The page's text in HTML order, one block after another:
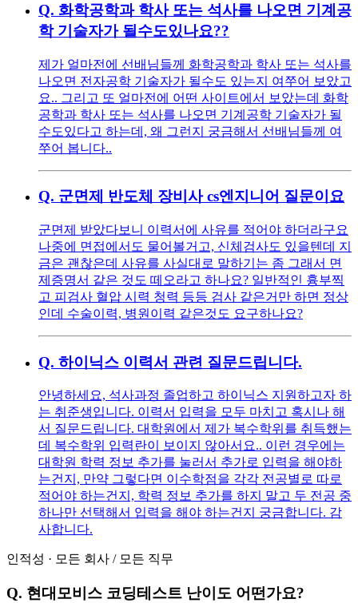
Q. 화학공학과 학사 또는 석사를 나오면 기계공
학 기술자가 될수도있나요??
제가 얼마전에 선배님들께 화학공학과 학사 또는 석사를
나오면 전자공학 기술자가 될수도 있는지 여쭈어 보았고
요.. 그리고 또 얼마전에 어떤 사이트에서 보았는데 화학
공학과 학사 또는 석사를 나오면 기계공학 기술자가 될
수도있다고 하는데, 왜 그런지 궁금해서 선배님들께 여
쭈어 봅니다..
Q. 군면제 반도체 장비사 cs엔지니어 질문이요
군면제 받았다보니 이력서에 사유를 적어야 하더라구요
나중에 면접에서도 물어볼거고, 신체검사도 있을텐데 지
금은 괜찮은데 사유를 사실대로 말하기는 좀 그래서 면
제증명서 같은 것도 떼오라고 하나요? 일반적인 흉부찍
고 피검사 혈압 시력 청력 등등 검사 같은거만 하면 정상
인데 수술이력, 병원이력 같은것도 요구하나요?
Q. 하이닉스 이력서 관련 질문드립니다.
안녕하세요, 석사과정 졸업하고 하이닉스 지원하고자 하
는 취준생입니다. 이력서 입력을 모두 마치고 혹시나 해
서 질문드립니다. 대학원에서 제가 복수학위를 취득했는
데 복수학위 입력란이 보이지 않아서요.. 이런 경우에는
대학원 학력 정보 추가를 눌러서 추가로 입력을 해야하
는건지, 만약 그렇다면 이수학점을 각각 전공별로 따로
적어야 하는건지, 학력 정보 추가를 하지 말고 두 전공 중
하나만 선택해서 입력을 해야 하는건지 궁금합니다. 감
사합니다.
인적성 · 모든 회사 / 모든 직무
Q. 현대모비스 코딩테스트 난이도 어떤가요?